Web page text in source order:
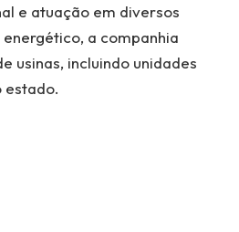
e atuação em diversos
a companhia
usinas, incluindo unidades
estado.